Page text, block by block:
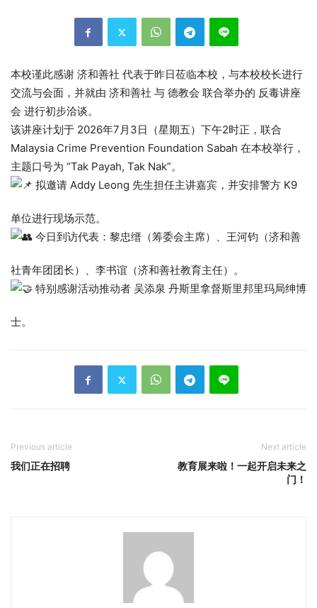
本校谨此感谢 济和善社 代表于昨日莅临本校，与本校校长进行
交流与会面，并就由 济和善社 与 德教会 联合举办的 反毒讲座
会 进行初步洽谈。
该讲座计划于 2026年7月3日（星期五）下午2时正，联合
Malaysia Crime Prevention Foundation Sabah 在本校举行，
主题口号为 “Tak Payah, Tak Nak”。
拟邀请 Addy Leong 先生担任主讲嘉宾，并安排警方 K9
单位进行现场示范。
今日到访代表：黎忠缙（筹委会主席）、王河钧（济和善
社青年团团长）、李书谊（济和善社教育主任）。
特别感谢活动推动者 吴添泉 丹斯里拿督斯里邦里玛局绅博
士。
Previous article
我们正在招聘
Next article
教育展来啦！一起开启未来之
门！